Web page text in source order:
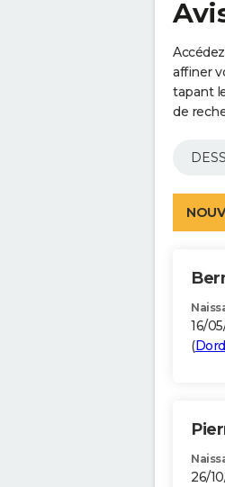
affiner
tapant
de
16/
(
26/